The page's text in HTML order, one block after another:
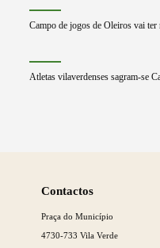
Campo de jogos de Oleiros vai ter
Atletas vilaverdenses sagram-se
Contactos
Praça do Município
4730-733 Vila Verde